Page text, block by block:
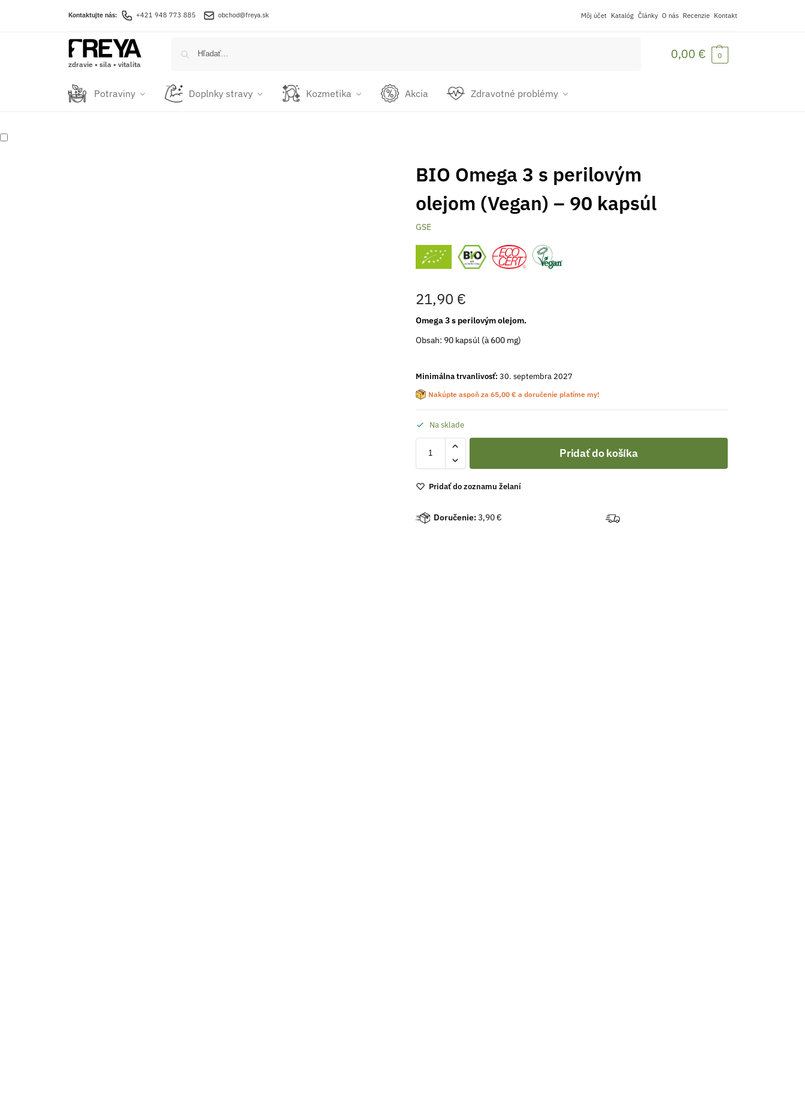
Kontaktujte nás: +421 948 773 885 obchod@freya.sk Môj účet Katalóg Články O nás Recenzie Kontakt
zdravie • sila • vitalita
0,00 € 0
Potraviny Doplnky stravy Kozmetika Akcia Zdravotné problémy
BIO Omega 3 s perilovým
olejom (Vegan) – 90 kapsúl
GSE
21,90 €
Omega 3 s perilovým olejom.
Obsah: 90 kapsúl (à 600 mg)
Minimálna trvanlivosť: 30. septembra 2027
Nakúpte aspoň za 65,00 € a doručenie platíme my!
Na sklade
Pridať do košíka
Pridať do zoznamu želaní
Doručenie:3,90 €